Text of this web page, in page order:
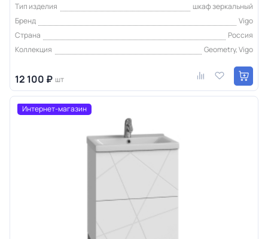
Тип изделия
шкаф зеркальный
Бренд
Vigo
Страна
Россия
Коллекция
Geometry, Vigo
12 100 ₽ шт
Интернет-магазин